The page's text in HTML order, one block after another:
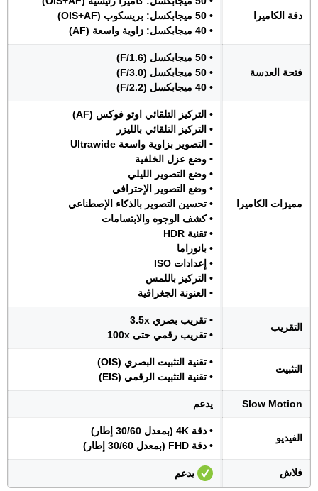
دقة الكاميرا
• 50 ميجابكسل: بريسكوب (OIS+AF)
• 40 ميجابكسل: زاوية واسعة (AF)
فتحة العدسة
• 50 ميجابكسل (F/1.6)
• 50 ميجابكسل (F/3.0)
• 40 ميجابكسل (F/2.2)
مميزات الكاميرا
• التركيز التلقائي اوتو فوكس (AF)
• التركيز التلقائي بالليزر
• التصوير بزاوية واسعة Ultrawide
• وضع عزل الخلفية
• وضع التصوير الليلي
• وضع التصوير الإحترافي
• تحسين التصوير بالذكاء الإصطناعي
• كشف الوجوه والابتسامات
• تقنية HDR
• بانوراما
• إعدادات ISO
• التركيز باللمس
• العنونة الجغرافية
التقريب
• تقريب بصري 3.5x
• تقريب رقمي حتى 100x
التثبيت
• تقنية التثبيت البصري (OIS)
• تقنية التثبيت الرقمي (EIS)
Slow Motion يدعم
الفيديو
• دقة 4K (بمعدل 30/60 إطار)
• دقة FHD (بمعدل 30/60 إطار)
فلاش يدعم